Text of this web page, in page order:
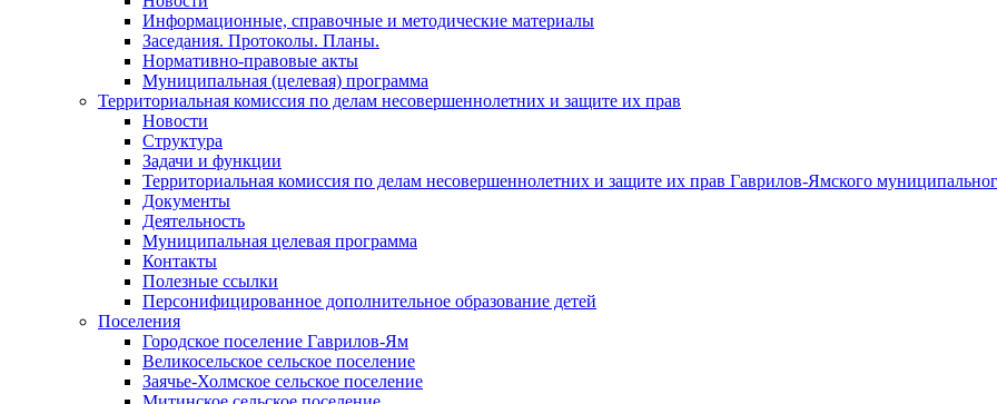
Информационные, справочные и методические материалы
Заседания. Протоколы. Планы.
Нормативно-правовые акты
Муниципальная (целевая) программа
Территориальная комиссия по делам несовершеннолетних и защите их прав
Новости
Структура
Задачи и функции
Территориальная комиссия по делам несовершеннолетних и защите их прав Гаврилов-Ямского
Документы
Деятельность
Муниципальная целевая программа
Контакты
Полезные ссылки
Персонифицированное дополнительное образование детей
Поселения
Городское поселение Гаврилов-Ям
Великосельское сельское поселение
Заячье-Холмское сельское поселение